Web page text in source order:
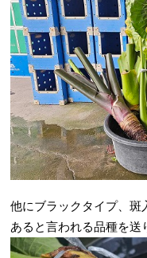
他にブラックタイプ、斑
あると言われる品種を送